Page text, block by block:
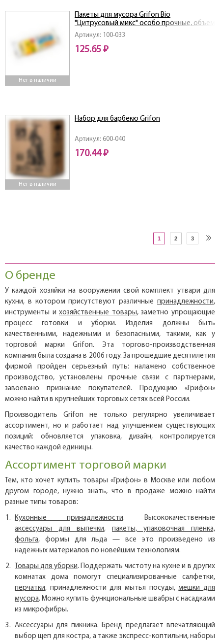
Нет в наличии
Артикул: 100-033
Пакеты для мусора Grifon Bio
"Цитрусовый микс" особо прочные, объем
30 л, 20 штук
125.65 ₽
Нет в наличии
Артикул: 600-040
Набор для барбекю Grifon
170.44 ₽
1 2 3
О бренде
У каждой хозяйки на вооружении свой комплект утвари для
кухни, в котором присутствуют различные принадлежности,
инструменты ихозяйственные товары, заметно упрощающие
процесс готовки и уборки. Изделия должны быть
качественными, надежными и безопасными, такими, как у
торговой марки Grifon. Эта торгово-производственная
компания была создана в 2006 году. За прошедшие десятилетия
фирмой пройден серьезный путь: налажено собственное
производство, установлены прочные связи с партнерами,
завоевано признание покупателей. Продукцию «Грифон»
можно найти в крупнейших торговых сетях всей России.
Производитель Grifon не только регулярно увеличивает
ассортимент, но и работает над улучшением существующих
позиций: обновляется упаковка, дизайн, контролируется
качество каждой единицы.
Ассортимент торговой марки
Тем, кто хочет купить товары «Грифон» в Москве или любом
другом городе, нужно знать, что в продаже можно найти
разные типы товаров:
Кухонные принадлежности. Высококачественные
аксессуары для выпечки, пакеты, упаковочная пленка,
фольга, формы для льда — все это произведено из
надежных материалов по новейшим технологиям.
Товары для уборки. Поддержать чистоту на кухне и в других
комнатах дома помогут специализированные салфетки,
перчатки, принадлежности для мытья посуды,мешки для
мусора. Можно купить функциональные швабры с насадками
из микрофибры.
Аксессуары для пикника. Бренд предлагает впечатляющий
выбор щеп для костра, а также экспресс-коптильни, наборы